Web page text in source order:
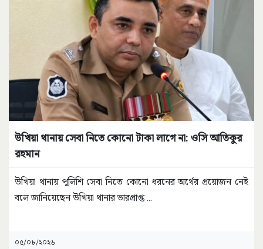
উখিয়া থানায় সেবা নিতে কোনো টাকা লাগে না: ওসি আতিকুর
রহমান
উখিয়া থানায় পুলিশি সেবা নিতে কোনো ধরনের অর্থের প্রয়োজন নেই
বলে জানিয়েছেন উখিয়া থানার ভারপ্রাপ্ত...
০৫/০৮/২০২৬